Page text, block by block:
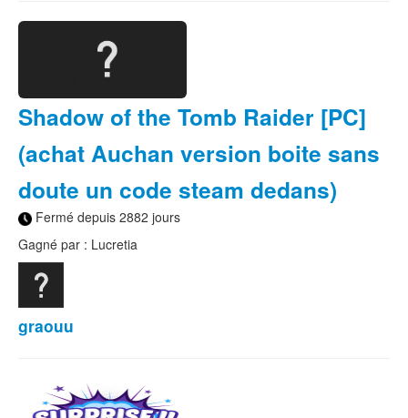
Shadow of the Tomb Raider [PC]
(achat Auchan version boite sans
doute un code steam dedans)
Fermé depuis 2882 jours
Gagné par : Lucretia
graouu